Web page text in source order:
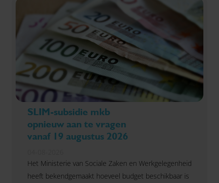
SLIM-subsidie mkb
opnieuw aan te vragen
vanaf 19 augustus 2026
Het Ministerie van Sociale Zaken en Werkgelegenheid
heeft bekendgemaakt hoeveel budget beschikbaar is